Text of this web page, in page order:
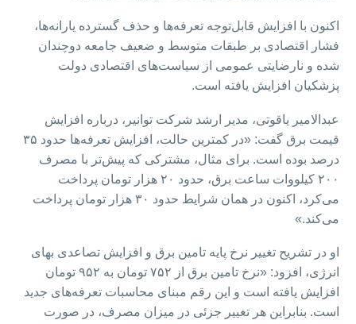
اکنون با افزایش قابل‌توجه تعرفه‌ها و حذف گسترده یارانه‌ها،
فشار اقتصادی بر طبقات متوسط و ضعیف جامعه دوچندان
شده و نارضایتی عمومی از سیاست‌های اقتصادی دولت
پزشکیان افزایش یافته است.
عبدالامیر یاقوتی، مدیر ارشد شرکت توانیر، درباره افزایش
قیمت برق گفت: «در کمترین حالت، افزایش تعرفه‌ها حدود ۳۵
درصد بوده است. برای مثال، مشترکی که پیش‌تر با مصرف
۲۰۰ کیلووات ساعت برق، حدود ۲۰ هزار تومان پرداخت
می‌کرد، اکنون در همان شرایط حدود ۳۰ هزار تومان پرداخت
می‌کند.»
او در تشریح تغییر نرخ پایه تامین برق و افزایش تصاعدی بهای
انرژی، افزود: «نرخ تامین برق از ۷۵۲ تومان به ۹۵۲ تومان
افزایش یافته است و این رقم مبنای محاسبات تعرفه‌های جدید
است. بنابراین هر تغییر جزئی در میزان مصرف، در صورت